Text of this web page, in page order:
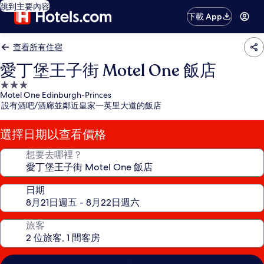
跳到主要內容
下載 App
查看所有住宿
愛丁堡王子街 Motel One 飯店
3.0
星
級
住
宿
Motel One Edinburgh-Princes
設有酒吧/酒廊並鄰近皇家一英里大道的飯店
選擇日期以查看價格
想要去哪裡？
日期
旅客